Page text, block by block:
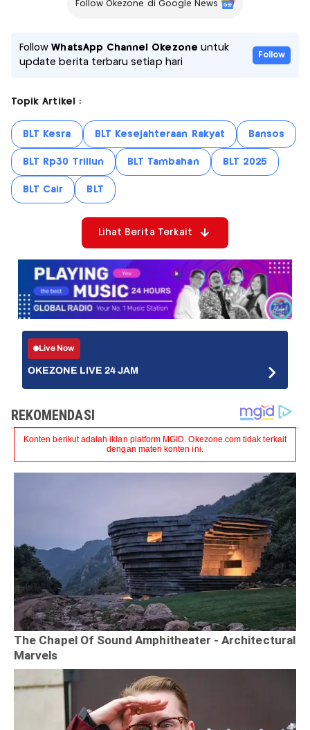
Follow Okezone di Google News
FollowWhatsApp Channel Okezone untuk
update berita terbaru setiap hari
Follow
Topik Artikel :
BLT Kesra BLT Kesejahteraan Rakyat Bansos
BLT Rp30 Triliun BLT Tambahan BLT 2025
BLT Cair BLT
Lihat Berita Terkait
Live Now
OKEZONE LIVE 24 JAM